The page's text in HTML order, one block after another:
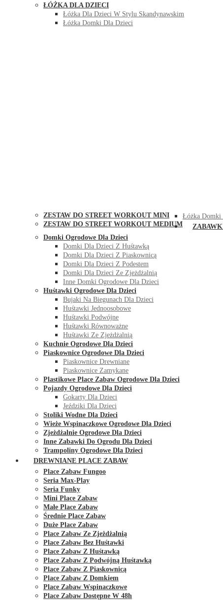
ŁÓŻKA DLA DZIECI
Łóżka Dla Dzieci W Stylu Skandynawskim
Łóżka Domki Dla Dzieci
ZESTAW DO STREET WORKOUT MINI
ZESTAW DO STREET WORKOUT MEDIUM
Łóżka Domki
Domki Ogrodowe Dla Dzieci
Domki Dla Dzieci Z Huśtawką
Domki Dla Dzieci Z Piaskownicą
Domki Dla Dzieci Z Podestem
Domki Dla Dzieci Ze Zjeżdżalnią
Inne Domki Ogrodowe Dla Dzieci
Huśtawki Ogrodowe Dla Dzieci
Bujaki Na Biegunach Dla Dzieci
Huśtawki Jednoosobowe
Huśtawki Podwójne
Huśtawki Równoważne
Huśtawki Ze Zjeżdżalnią
Kuchnie Ogrodowe Dla Dzieci
Piaskownice Ogrodowe Dla Dzieci
Piaskownice Drewniane
Piaskownice Zamykane
Plastikowe Place Zabaw Ogrodowe Dla Dzieci
Pojazdy Ogrodowe Dla Dzieci
Gokarty Dla Dzieci
Jeździki Dla Dzieci
Stoliki Wodne Dla Dzieci
Wieże Wspinaczkowe Ogrodowe Dla Dzieci
Zjeżdżalnie Ogrodowe Dla Dzieci
Inne Zabawki Do Ogrodu Dla Dzieci
Trampoliny Ogrodowe Dla Dzieci
DREWNIANE PLACE ZABAW
Place Zabaw Fungoo
Seria Max-Play
Seria Funky
Mini Place Zabaw
Małe Place Zabaw
Średnie Place Zabaw
Duże Place Zabaw
Place Zabaw Ze Zjeżdżalnią
Place Zabaw Bez Huśtawki
Place Zabaw Z Huśtawką
Place Zabaw Z Podwójną Huśtawką
Place Zabaw Z Piaskownicą
Place Zabaw Z Domkiem
Place Zabaw Wspinaczkowe
Place Zabaw Dostępne W 48h